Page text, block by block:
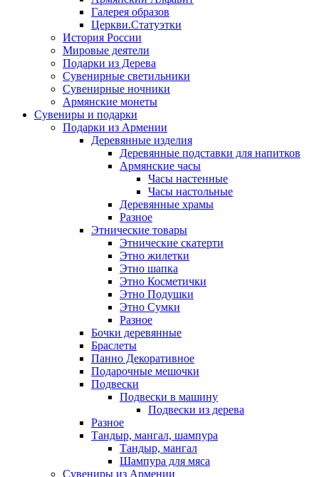
Галерея образов
Церкви.Статуэтки
История России
Мировые деятели
Подарки из Дерева
Сувенирные светильники
Сувенирные ночники
Армянские монеты
Сувениры и подарки
Подарки из Армении
Деревянные изделия
Деревянные подставки для напитков
Армянские часы
Часы настенные
Часы настольные
Деревянные храмы
Разное
Этнические товары
Этнические скатерти
Этно жилетки
Этно шапка
Этно Косметички
Этно Подушки
Этно Сумки
Разное
Бочки деревянные
Браслеты
Панно Декоративное
Подарочные мешочки
Подвески
Подвески в машину
Подвески из дерева
Разное
Тандыр, мангал, шампура
Тандыр, мангал
Шампура для мяса
Сувениры из Армении